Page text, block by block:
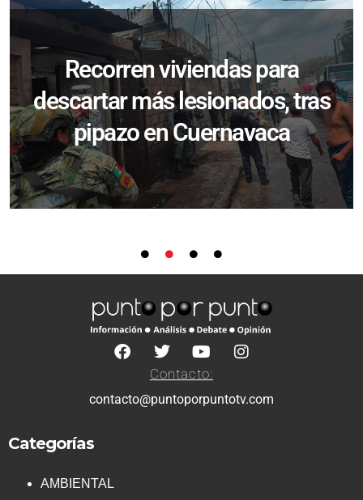
Recorren viviendas para
descartar más lesionados, tras
pipazo en Cuernavaca
Contacto:
contacto@puntoporpuntotv.com
Categorías
AMBIENTAL